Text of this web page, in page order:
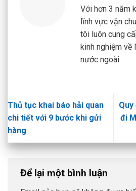
Với hơn 3 năm
lĩnh vực vận
tôi luôn cung
kinh nghiệm về
nước ngoài.
Thủ tục khai báo hải quan
chi tiết với 9 bước khi gửi
hàng
đi
Để lại một bình luận